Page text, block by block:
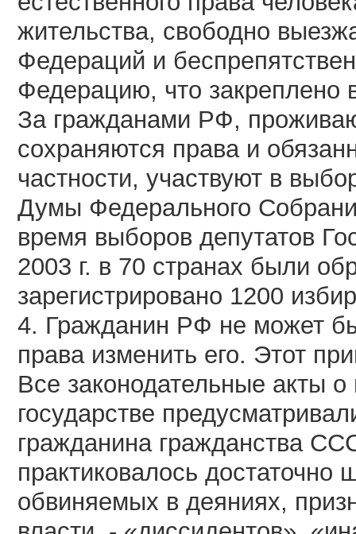
жительства, свободно
Федераций и
Федерацию, что закреплено
За гражданами РФ,
сохраняются права и
частности, участвуют в
Думы Федерального
время выборов депутатов
2003 г. в 70 странах были
зарегистрировано 1200
4. Гражданин РФ не может
права изменить его. Этот
Все законодательные акты о
государстве
гражданина гражданства
практиковалось
обвиняемых в деяниях,